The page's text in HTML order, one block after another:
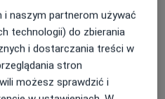
i naszym partnerom używać
technologii) do zbierania
i dostarczania treści w
stron
możesz sprawdzić i